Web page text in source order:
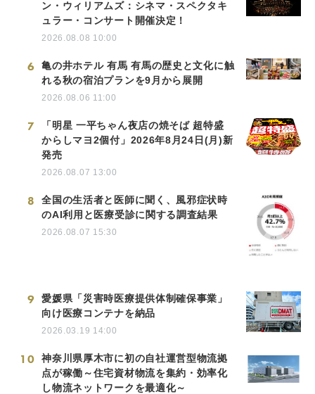
ン・ウィリアムズ：シネマ・スペクタキ
ュラー・コンサート開催決定！
2026.08.08 10:00
6
亀の井ホテル 有馬 有馬の歴史と文化に触
れる秋の宿泊プランを9月から展開
2026.08.06 11:00
7
「明星 一平ちゃん夜店の焼そば 超特盛
からしマヨ2個付」2026年8月24日(月)新
発売
2026.08.07 13:00
8
全国の生活者と医師に聞く、風邪症状時
のAI利用と医療受診に関する調査結果
2026.08.07 15:30
9
愛媛県「災害時医療提供体制確保事業」
向け医療コンテナを納品
2026.03.19 14:00
10
神奈川県厚木市に初の自社運営型物流拠
点が稼働～住宅資材物流を集約・効率化
し物流ネットワークを最適化～